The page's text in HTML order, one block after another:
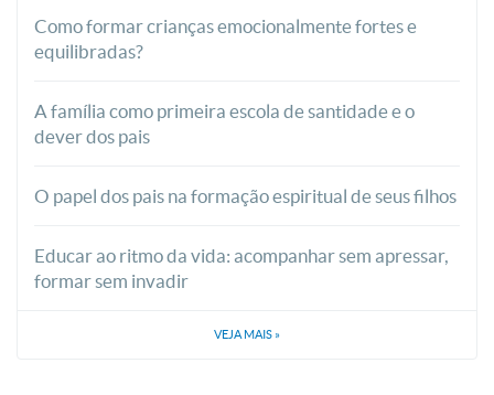
Como formar crianças emocionalmente fortes e
equilibradas?
A família como primeira escola de santidade e o
dever dos pais
O papel dos pais na formação espiritual de seus filhos
Educar ao ritmo da vida: acompanhar sem apressar,
formar sem invadir
VEJA MAIS »